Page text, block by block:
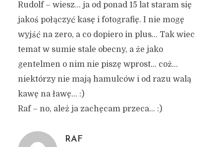
Rudolf – wiesz… ja od ponad 15 lat staram się
jakoś połączyć kasę i fotografię. I nie mogę
wyjść na zero, a co dopiero in plus… Tak wiec
temat w sumie stale obecny, a że jako
gentelmen o nim nie piszę wprost… coż…
niektórzy nie mają hamulców i od razu walą
kawę na ławę… :)
Raf – no, ależ ja zachęcam przeca… :)
RAF